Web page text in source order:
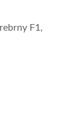
F1,